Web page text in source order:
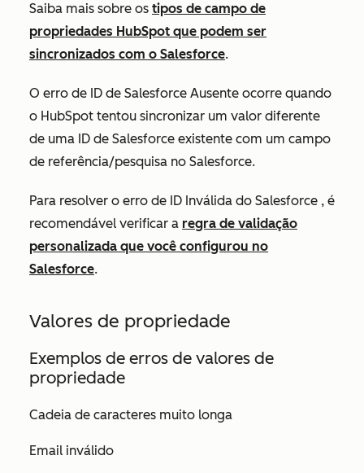
Saiba mais sobre os tipos de campo de
propriedades HubSpot que podem ser
sincronizados com o Salesforce.
O erro de ID de Salesforce Ausente ocorre quando
o HubSpot tentou sincronizar um valor diferente
de uma ID de Salesforce existente com um campo
de referência/pesquisa no Salesforce.
Para resolver o erro de ID Inválida do Salesforce , é
recomendável verificar a regra de validação
personalizada que você configurou no
Salesforce.
Valores de propriedade
Exemplos de erros de valores de
propriedade
Cadeia de caracteres muito longa
Email inválido